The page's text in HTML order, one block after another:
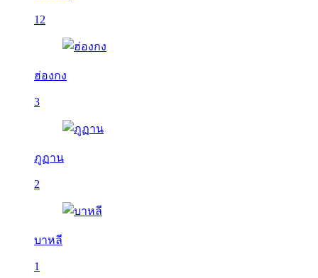
12
ฮ่องกง
3
ภูฏาน
2
บาหลี
1